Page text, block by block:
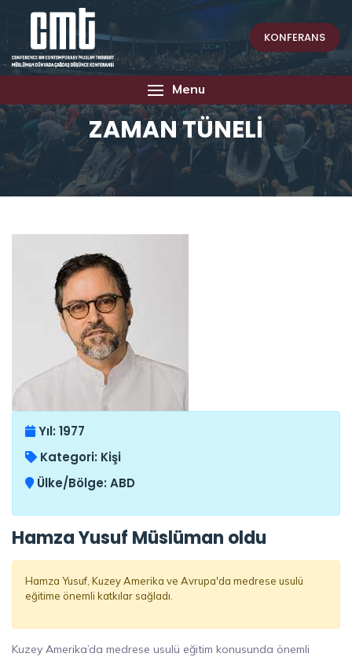
KONFERANS
Menu
ZAMAN TÜNELİ
Yıl: 1977
Kategori: Kişi
Ülke/Bölge: ABD
Hamza Yusuf Müslüman oldu
Hamza Yusuf, Kuzey Amerika ve Avrupa'da medrese usulü
eğitime önemli katkılar sağladı.
Kuzey Amerika’da medrese usulü eğitim konusunda önemli